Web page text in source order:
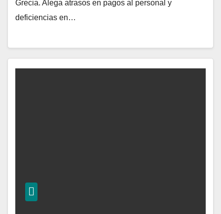
Grecia. Alega atrasos en pagos al personal y
deficiencias en…